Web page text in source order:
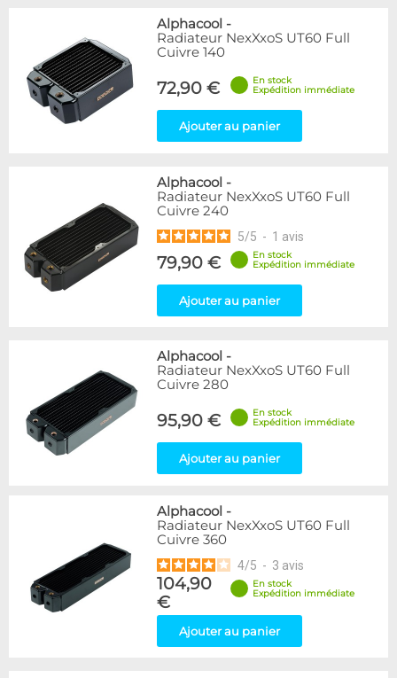
Alphacool -
Radiateur NexXxoS UT60 Full
Cuivre 140
72,90 €
En stock
Expédition immédiate
Ajouter au panier
Alphacool -
Radiateur NexXxoS UT60 Full
Cuivre 240
5/5 - 1 avis
79,90 €
En stock
Expédition immédiate
Ajouter au panier
Alphacool -
Radiateur NexXxoS UT60 Full
Cuivre 280
95,90 €
En stock
Expédition immédiate
Ajouter au panier
Alphacool -
Radiateur NexXxoS UT60 Full
Cuivre 360
4/5 - 3 avis
104,90
€
En stock
Expédition immédiate
Ajouter au panier